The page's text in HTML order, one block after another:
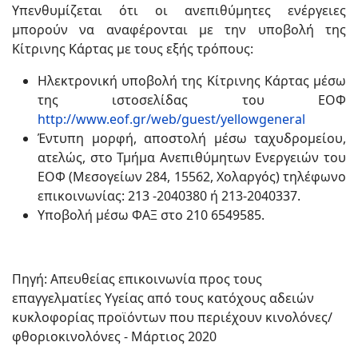
Υπενθυμίζεται ότι οι ανεπιθύμητες ενέργειες
μπορούν να αναφέρονται με την υποβολή της
Κίτρινης Κάρτας με τους εξής τρόπους:
Ηλεκτρονική υποβολή της Κίτρινης Κάρτας μέσω
της ιστοσελίδας του ΕΟΦ
http://www.eof.gr/web/guest/yellowgeneral
Έντυπη μορφή, αποστολή μέσω ταχυδρομείου,
ατελώς, στο Τμήμα Ανεπιθύμητων Ενεργειών του
ΕΟΦ (Μεσογείων 284, 15562, Χολαργός) τηλέφωνο
επικοινωνίας: 213 -2040380 ή 213-2040337.
Υποβολή μέσω ΦΑΞ στο 210 6549585.
Πηγή: Απευθείας επικοινωνία προς τους
επαγγελματίες Υγείας από τους κατόχους αδειών
κυκλοφορίας προϊόντων που περιέχουν κινολόνες/
φθοριοκινολόνες - Μάρτιος 2020